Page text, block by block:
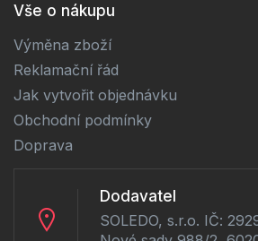
Vše o nákupu
Výměna zboží
Reklamační řád
Jak vytvořit objednávku
Obchodní podmínky
Doprava
Dodavatel
SOLEDO, s.r.o. IČ: